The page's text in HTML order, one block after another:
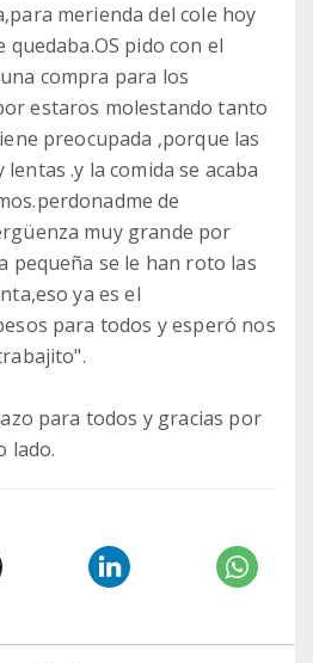
merienda del cole hoy
pido con el
compra para los
estaros molestando tanto
preocupada ,porque las
.y la comida se acaba
de
muy grande por
pequeña se le han roto las
ya es el
para todos y esperó nos
para todos y gracias por
lado.